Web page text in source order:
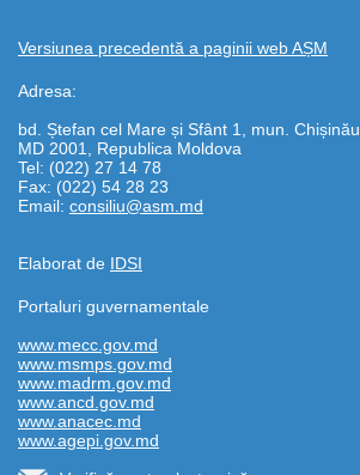
Versiunea precedentă a paginii web AȘM
Adresa:
bd. Ștefan cel Mare și Sfânt 1, mun. Chișinău
MD 2001, Republica Moldova
Tel: (022) 27 14 78
Fax: (022) 54 28 23
Email: consiliu@asm.md
Elaborat de IDSI
Portaluri guvernamentale
www.mecc.gov.md
www.msmps.gov.md
www.madrm.gov.md
www.ancd.gov.md
www.anacec.md
www.agepi.gov.md